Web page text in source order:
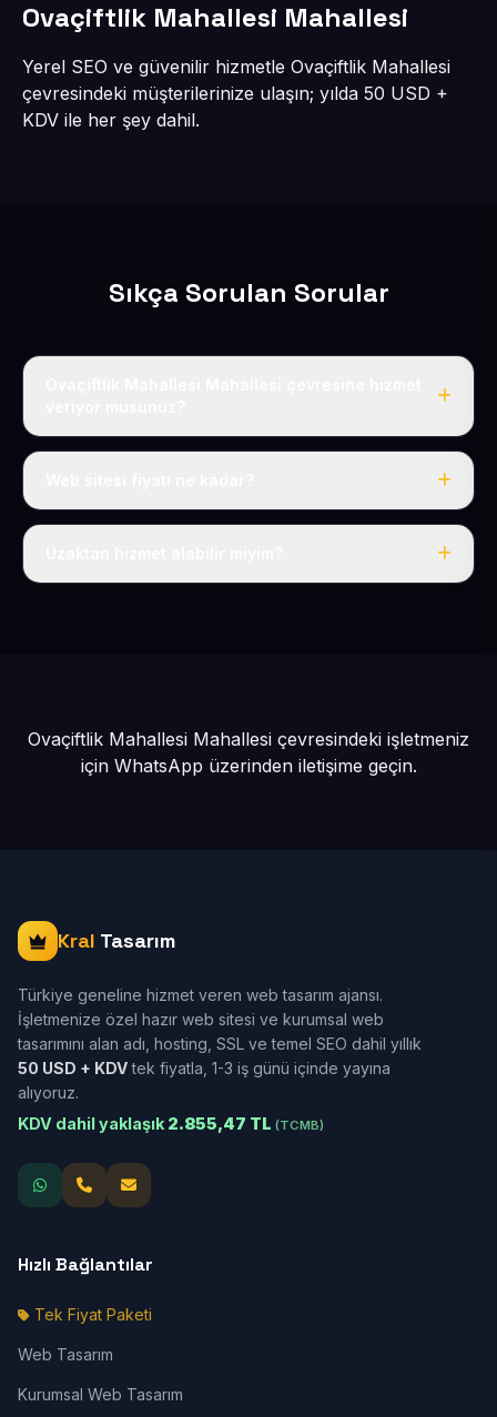
Ovaçiftlik Mahallesi Mahallesi
Yerel SEO ve güvenilir hizmetle Ovaçiftlik Mahallesi
çevresindeki müşterilerinize ulaşın; yılda 50 USD +
KDV ile her şey dahil.
Sıkça Sorulan Sorular
Evet, Ovaçiftlik Mahallesi dahil tüm Yeşilhisar ve
Tek fiyat: yılda 50 USD + KDV, her şey dahil.
Ovaçiftlik Mahallesi Mahallesi çevresindeki işletmeniz
için WhatsApp üzerinden iletişime geçin.
Kral Tasarım
Türkiye geneline hizmet veren web tasarım ajansı.
İşletmenize özel hazır web sitesi ve kurumsal web
tasarımını alan adı, hosting, SSL ve temel SEO dahil yıllık
50 USD + KDVtek fiyatla, 1-3 iş günü içinde yayına
alıyoruz.
KDV dahil yaklaşık 2.855,47 TL (TCMB)
Hızlı Bağlantılar
Tek Fiyat Paketi
Web Tasarım
Kurumsal Web Tasarım